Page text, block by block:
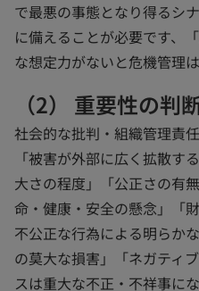
で最悪の事態となり得るシ
に備えることが必要です、
な想定力がないと危機管理
（2） 重要性の判
社会的な批判・組織管理責
「被害が外部に広く拡散す
大さの程度」「公正さの有
命・健康・安全の懸念」「
不公正な行為による明らか
の莫大な損害」「ネガティ
スは重大な不正・不祥事に